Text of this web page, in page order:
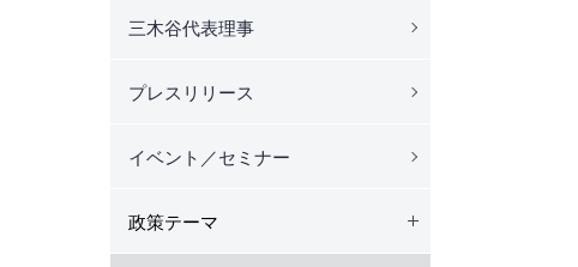
三木谷代表理事
プレスリリース
イベント／セミナー
政策テーマ